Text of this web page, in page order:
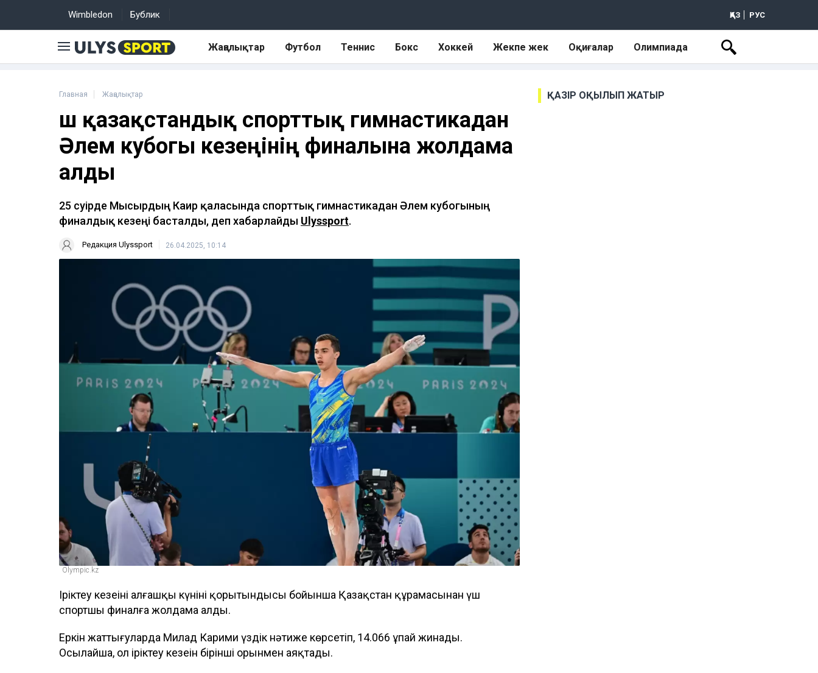
Wimbledon Бублик ҚАЗ РУС
Жаңалықтар Футбол Теннис Бокс Хоккей Жекпе жек Оқиғалар Олимпиада
Главная Жаңалықтар
Үш қазақстандық спорттық гимнастикадан
Әлем кубогы кезеңінің финалына жолдама
алды
25 сәуірде Мысырдың Каир қаласында спорттық гимнастикадан Әлем кубогының
финалдық кезеңі басталды, деп хабарлайды Ulyssport.
Редакция Ulyssport 26.04.2025, 10:14
Olympic.kz
Іріктеу кезеңінің алғашқы күнінің қорытындысы бойынша Қазақстан құрамасынан үш
спортшы финалға жолдама алды.
Еркін жаттығуларда Милад Карими үздік нәтиже көрсетіп, 14.066 ұпай жинады.
Осылайша, ол іріктеу кезеңін бірінші орынмен аяқтады.
ҚАЗІР ОҚЫЛЫП ЖАТЫР